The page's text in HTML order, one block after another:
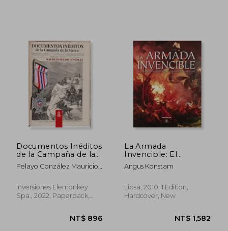
NT$ 999 NT$
Documentos Inéditos
de la Campaña de la
Sierra (in Spanish)
Pelayo González Mauricio
Inversiones Elemonkey
Spa., 2022, Paperback,
La Armada
Invencible: El
Fracasado Plan
Español Contra
(Momentos Decisivos
de la Historia) (in
Angus Konstam
Libsa, 2010, 1 Edition,
Hardcover, New